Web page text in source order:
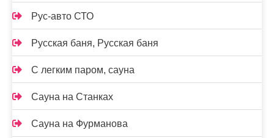
Рус-авто СТО
Русская баня, Русская баня
С легким паром, сауна
Сауна на Станках
Сауна на Фурманова